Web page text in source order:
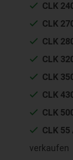
CLK
CLK
CLK
CLK
CLK
CLK
CLK
CLK 55
verkaufen